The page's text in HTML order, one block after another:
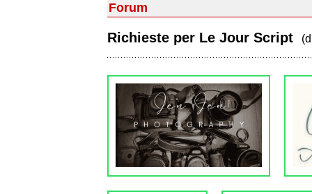
Forum
Richieste per Le Jour Script